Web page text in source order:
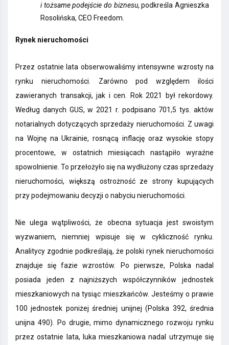
i tożsame podejście do biznesu, podkreśla Agnieszka
Rosolińska, CEO Freedom.
Rynek nieruchomości
Przez ostatnie lata obserwowaliśmy intensywne wzrosty na
rynku nieruchomości. Zarówno pod względem ilości
zawieranych transakcji, jak i cen. Rok 2021 był rekordowy.
Według danych GUS, w 2021 r. podpisano 701,5 tys. aktów
notarialnych dotyczących sprzedaży nieruchomości. Z uwagi
na Wojnę na Ukrainie, rosnącą inflację oraz wysokie stopy
procentowe, w ostatnich miesiącach nastąpiło wyraźne
spowolnienie. To przełożyło się na wydłużony czas sprzedaży
nieruchomości, większą ostrożność ze strony kupujących
przy podejmowaniu decyzji o nabyciu nieruchomości.
Nie ulega wątpliwości, że obecna sytuacja jest swoistym
wyzwaniem, niemniej wpisuje się w cykliczność rynku.
Analitycy zgodnie podkreślają, że polski rynek nieruchomości
znajduje się fazie wzrostów. Po pierwsze, Polska nadal
posiada jeden z najniższych współczynników jednostek
mieszkaniowych na tysiąc mieszkańców. Jesteśmy o prawie
100 jednostek poniżej średniej unijnej (Polska 392, średnia
unijna 490). Po drugie, mimo dynamicznego rozwoju rynku
przez ostatnie lata, luka mieszkaniowa nadal utrzymuje się